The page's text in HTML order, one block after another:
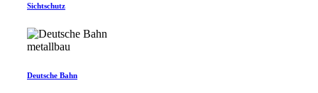
Sichtschutz
metallbau
Deutsche Bahn